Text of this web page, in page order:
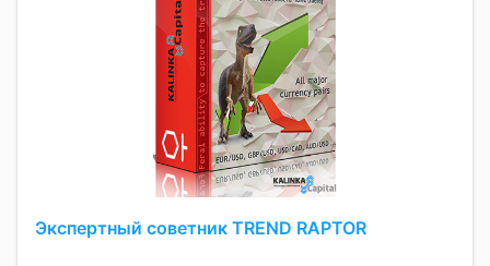
Экспертный советник TREND RAPTOR